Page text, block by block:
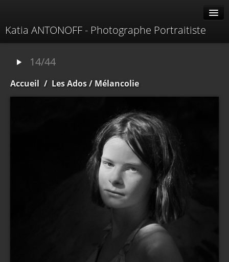
Katia ANTONOFF - Photographe Portraitiste
14/44
Accueil / Les Ados/ Mélancolie